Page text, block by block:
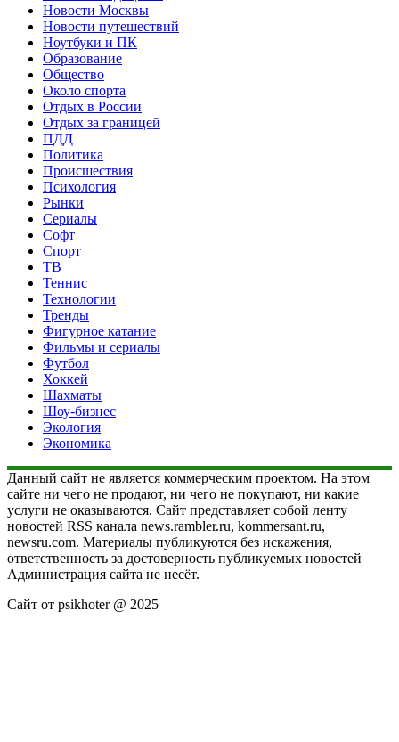
Новости Москвы
Новости путешествий
Ноутбуки и ПК
Образование
Общество
Около спорта
Отдых в России
Отдых за границей
ПДД
Политика
Происшествия
Психология
Рынки
Сериалы
Софт
Спорт
ТВ
Теннис
Технологии
Тренды
Фигурное катание
Фильмы и сериалы
Футбол
Хоккей
Шахматы
Шоу-бизнес
Экология
Экономика
Данный сайт не является коммерческим проектом. На этом
сайте ни чего не продают, ни чего не покупают, ни какие
услуги не оказываются. Сайт представляет собой ленту
новостей RSS канала news.rambler.ru, kommersant.ru,
newsru.com. Материалы публикуются без искажения,
ответственность за достоверность публикуемых новостей
Администрация сайта не несёт.
Сайт от psikhoter @ 2025